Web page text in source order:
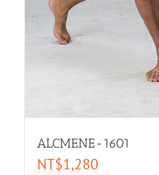
ALCMENE-1601
NT$1,280